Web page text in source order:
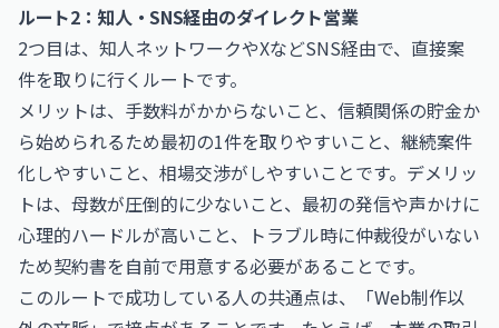
ルート2：知人・SNS経由のダイレクト営業
2つ目は、知人ネットワークやXなどSNS経由で、直接案
件を取りに行くルートです。
メリットは、手数料がかからないこと、信頼関係の貯金か
ら始められるため最初の1件を取りやすいこと、継続案件
化しやすいこと、相場交渉がしやすいことです。デメリッ
トは、母数が圧倒的に少ないこと、最初の発信や声かけに
心理的ハードルが高いこと、トラブル時に仲裁役がいない
ため契約書を自前で用意する必要があることです。
このルートで成功している人の共通点は、「Web制作以